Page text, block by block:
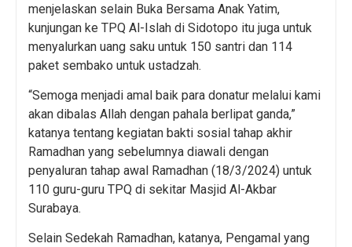
menjelaskan selain Buka Bersama Anak Yatim,
kunjungan ke TPQ Al-Islah di Sidotopo itu juga untuk
menyalurkan uang saku untuk 150 santri dan 114
paket sembako untuk ustadzah.
“Semoga menjadi amal baik para donatur melalui kami
akan dibalas Allah dengan pahala berlipat ganda,”
katanya tentang kegiatan bakti sosial tahap akhir
Ramadhan yang sebelumnya diawali dengan
penyaluran tahap awal Ramadhan (18/3/2024) untuk
110 guru-guru TPQ di sekitar Masjid Al-Akbar
Surabaya.
Selain Sedekah Ramadhan, katanya, Pengamal yang